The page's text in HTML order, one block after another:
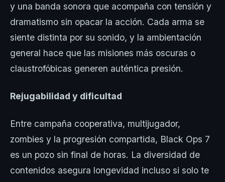
y una banda sonora que acompaña con tensión y
dramatismo sin opacar la acción. Cada arma se
siente distinta por su sonido, y la ambientación
general hace que las misiones más oscuras o
claustrofóbicas generen auténtica presión.
Rejugabilidad y dificultad
Entre campaña cooperativa, multijugador,
zombies y la progresión compartida, Black Ops 7
es un pozo sin final de horas. La diversidad de
contenidos asegura longevidad incluso si solo te